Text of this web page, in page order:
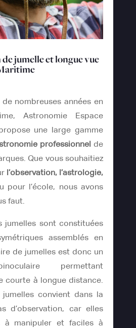
jumelle et longue vue
nombreuses années en
Astronomie Espace
une large gamme
professionnel
de
Que vous souhaitiez
l’observation, l’astrologie,
pour l’école, nous avons
faut.
jumelles sont constituées
assemblés en
de jumelles est donc un
permettant
courte à longue distance.
jumelles convient dans la
d’observation, car elles
à manipuler et faciles à